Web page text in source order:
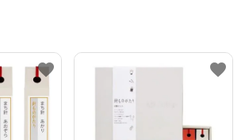
favorite favorite